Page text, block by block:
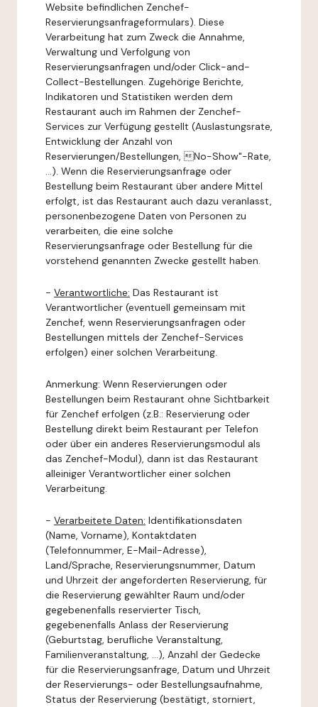
Website befindlichen Zenchef-
Reservierungsanfrageformulars). Diese
Verarbeitung hat zum Zweck die Annahme,
Verwaltung und Verfolgung von
Reservierungsanfragen und/oder Click-and-
Collect-Bestellungen. Zugehörige Berichte,
Indikatoren und Statistiken werden dem
Restaurant auch im Rahmen der Zenchef-
Services zur Verfügung gestellt (Auslastungsrate,
Entwicklung der Anzahl von
Reservierungen/Bestellungen, No-Show"-Rate,
...). Wenn die Reservierungsanfrage oder
Bestellung beim Restaurant über andere Mittel
erfolgt, ist das Restaurant auch dazu veranlasst,
personenbezogene Daten von Personen zu
verarbeiten, die eine solche
Reservierungsanfrage oder Bestellung für die
vorstehend genannten Zwecke gestellt haben.
- Verantwortliche: Das Restaurant ist
Verantwortlicher (eventuell gemeinsam mit
Zenchef, wenn Reservierungsanfragen oder
Bestellungen mittels der Zenchef-Services
erfolgen) einer solchen Verarbeitung.
Anmerkung: Wenn Reservierungen oder
Bestellungen beim Restaurant ohne Sichtbarkeit
für Zenchef erfolgen (z.B.: Reservierung oder
Bestellung direkt beim Restaurant per Telefon
oder über ein anderes Reservierungsmodul als
das Zenchef-Modul), dann ist das Restaurant
alleiniger Verantwortlicher einer solchen
Verarbeitung.
- Verarbeitete Daten: Identifikationsdaten
(Name, Vorname), Kontaktdaten
(Telefonnummer, E-Mail-Adresse),
Land/Sprache, Reservierungsnummer, Datum
und Uhrzeit der angeforderten Reservierung, für
die Reservierung gewählter Raum und/oder
gegebenenfalls reservierter Tisch,
gegebenenfalls Anlass der Reservierung
(Geburtstag, berufliche Veranstaltung,
Familienveranstaltung, ...), Anzahl der Gedecke
für die Reservierungsanfrage, Datum und Uhrzeit
der Reservierungs- oder Bestellungsaufnahme,
Status der Reservierung (bestätigt, storniert,